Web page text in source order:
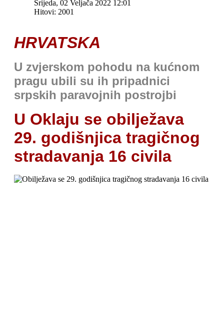
Srijeda, 02 Veljača 2022 12:01
Hitovi: 2001
HRVATSKA
U zvjerskom pohodu na kućnom
pragu ubili su ih pripadnici
srpskih paravojnih postrojbi
U Oklaju se obilježava
29. godišnjica tragičnog
stradavanja 16 civila